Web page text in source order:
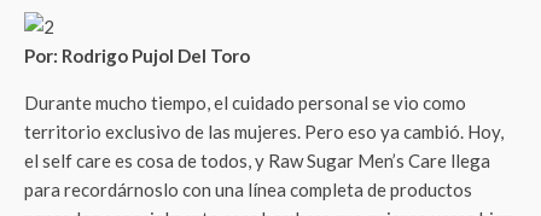
Por: Rodrigo Pujol Del Toro
Durante mucho tiempo, el cuidado personal se vio como
territorio exclusivo de las mujeres. Pero eso ya cambió. Hoy,
el self care es cosa de todos, y Raw Sugar Men’s Care llega
para recordárnoslo con una línea completa de productos